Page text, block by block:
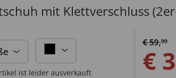
mit Klettverschluss
ist leider ausverkauft
€59,99
€